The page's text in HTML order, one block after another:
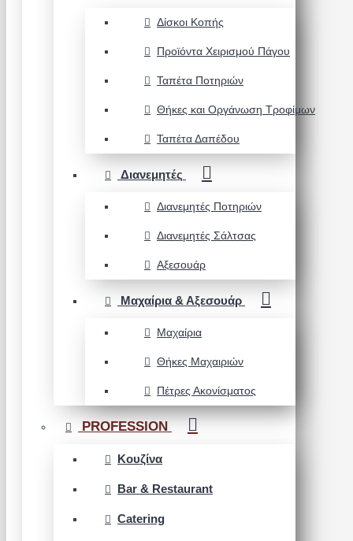
Δίσκοι Κοπής
Προϊόντα Χειρισμού Πάγου
Ταπέτα Ποτηριών
Θήκες και Οργάνωση Τροφίμων
Ταπέτα Δαπέδου
Διανεμητές
Διανεμητές Ποτηριών
Διανεμητές Σάλτσας
Αξεσουάρ
Μαχαίρια & Αξεσουάρ
Μαχαίρια
Θήκες Μαχαιριών
Πέτρες Ακονίσματος
PROFESSION
Κουζίνα
Bar & Restaurant
Catering